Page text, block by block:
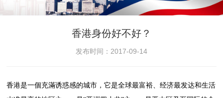
香港身份好不好？
发布时间：2017-09-14
香港是一個充滿诱惑感的城市，它是全球最富裕、经济最发达和生活